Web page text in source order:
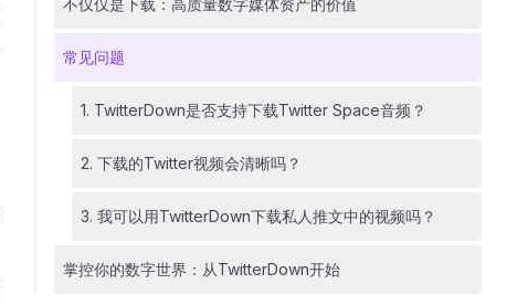
不仅仅是下载：高质量数字媒体资产的价值
常见问题
1. TwitterDown是否支持下载Twitter Space音频？
2. 下载的Twitter视频会清晰吗？
3. 我可以用TwitterDown下载私人推文中的视频吗？
掌控你的数字世界：从TwitterDown开始